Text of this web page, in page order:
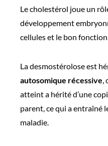
Le cholestérol joue un
développement
cellules et le bon
La desmostérolose est
autosomique récessive,
atteint a hérité d’une
parent, ce qui a entraîné
maladie.